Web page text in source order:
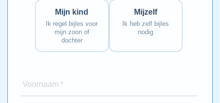
Mijn kind
Ik regel bijles voor
mijn zoon of
dochter
Mijzelf
Ik heb zelf bijles
nodig
Voornaam *